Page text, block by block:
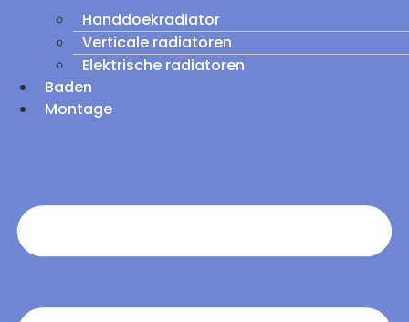
Handdoekradiator
Verticale radiatoren
Elektrische radiatoren
Baden
Montage